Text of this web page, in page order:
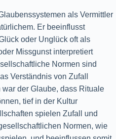
als Vermittler
Er beeinflusst
oder Unglück oft als
Missgunst interpretiert
Normen sind
Verständnis von Zufall
der Glaube, dass Rituale
tief in der Kultur
spielen Zufall und
Normen, wie